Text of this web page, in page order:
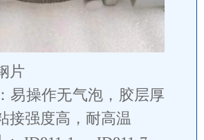
片
易操作无气泡，胶层厚
接强度高，耐高温